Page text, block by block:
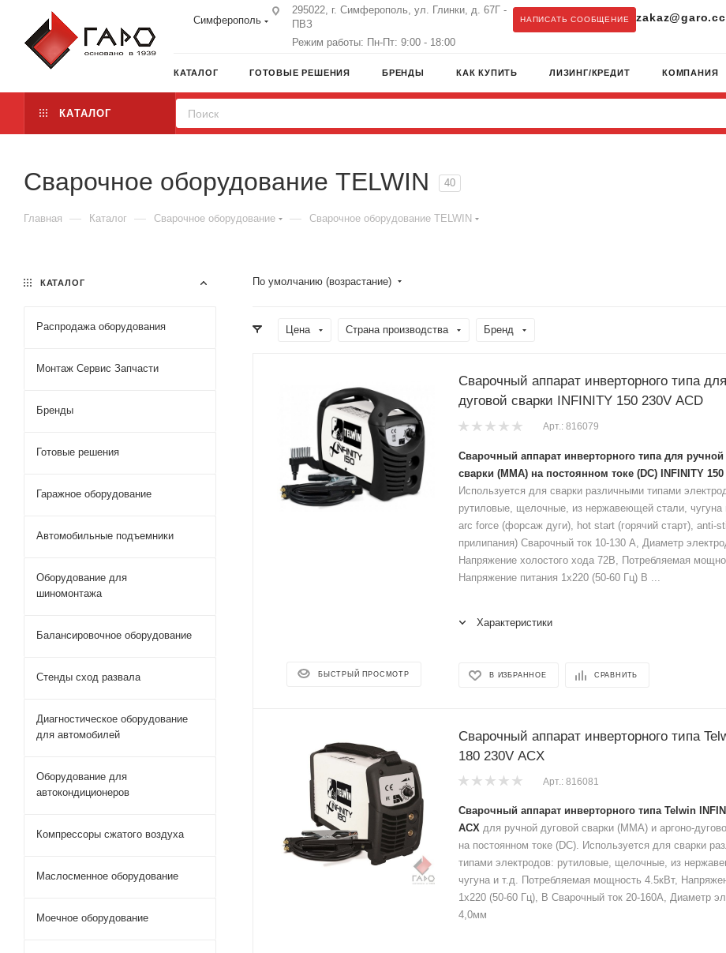
Симферополь
295022, г. Симферополь, ул. Глинки, д. 67Г -
ПВЗ
Режим работы: Пн-Пт: 9:00 - 18:00
НАПИСАТЬ СООБЩЕНИЕ zakaz@garo.cc
КАТАЛОГ ГОТОВЫЕ РЕШЕНИЯ БРЕНДЫ КАК КУПИТЬ ЛИЗИНГ/КРЕДИТ КОМПАНИЯ
КАТАЛОГ
Сварочное оборудование TELWIN 40
Главная — Каталог — Сварочное оборудование — Сварочное оборудование TELWIN
По умолчанию (возрастание)
Цена Страна производства Бренд
БЫСТРЫЙ ПРОСМОТР
Сварочный аппарат инверторного типа
дуговой сварки INFINITY 150 230V ACD
Арт.: 816079
Сварочный аппарат инверторного типа для ручной
сварки (ММА) на постоянном токе (DC) INFINITY 150
Используется для сварки различными типами
рутиловые, щелочные, из нержавеющей стали, чугуна
arc force (форсаж дуги), hot start (горячий старт), anti-
прилипания) Сварочный ток 10-130 А, Диаметр
Напряжение холостого хода 72В, Потребляемая
Напряжение питания 1х220 (50-60 Гц) В ...
Характеристики
В ИЗБРАННОЕ СРАВНИТЬ
Сварочный аппарат инверторного типа
180 230V ACX
Арт.: 816081
Сварочный аппарат инверторного типа Telwin
ACX для ручной дуговой сварки (ММА) и аргоно-
на постоянном токе (DC). Используется для сварки
типами электродов: рутиловые, щелочные, из
чугуна и т.д. Потребляемая мощность 4.5кВт,
1х220 (50-60 Гц), В Сварочный ток 20-160А, Диаметр
4,0мм
КАТАЛОГ
Распродажа оборудования
Монтаж Сервис Запчасти
Бренды
Готовые решения
Гаражное оборудование
Автомобильные подъемники
Оборудование для
шиномонтажа
Балансировочное оборудование
Стенды сход развала
Диагностическое оборудование
для автомобилей
Оборудование для
автокондиционеров
Компрессоры сжатого воздуха
Маслосменное оборудование
Моечное оборудование